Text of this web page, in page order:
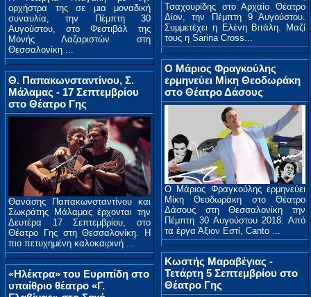
ορχήστρα της σε μια μοναδική
συναυλία, την Πέμπτη 30
Αυγούστου, στο Φεστιβάλ της
Μονής Λαζαριστών στη
Θεσσαλονίκη ...
Θ. Παπακωνσταντίνου, Σ.
Μάλαμας - 17 Σεπτεμβρίου
στο Θέατρο Γης
Θανάσης Παπακωνσταντίνου και
Σωκράτης Μάλαμας έρχονται την
Δευτέρα 17 Σεπτεμβρίου, στο
Θέατρο Γης στη Θεσσαλονίκη. Η
πιο πετυχημένη καλοκαιρινή ...
«Ηλέκτρα» του Ευριπίδη στο
υπαίθριο θέατρο «Γ.
Τσαχουρίδης στο Αρχαίο Θέατρο
Δίον, την Πέμπτη 9 Αυγούστου.
Συμμετέχει η Ελένη Βιτάλη. Μαζί
τους η Sarina Cross...
O Mάριος Φραγκούλης
ερμηνεύει Μίκη Θεοδωράκη
στο Θέατρο Δάσους
O Mάριος Φραγκούλης ερμηνεύει
Μίκη Θεοδωράκη στο Θέατρο
Δάσους στη Θεσσαλονίκη την
Πέμπτη 30 Αυγούστου 2018. Από
τα έργα Άξιον Εστί, Canto ...
Κωστής Μαραβέγιας -
Τετάρτη 5 Σεπτεμβρίου στο
Θέατρο Γης